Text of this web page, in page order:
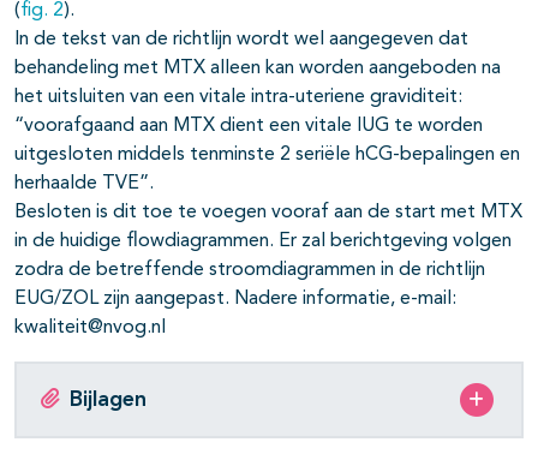
(fig. 2).
In de tekst van de richtlijn wordt wel aangegeven dat
behandeling met MTX alleen kan worden aangeboden na
het uitsluiten van een vitale intra-uteriene graviditeit:
“voorafgaand aan MTX dient een vitale IUG te worden
uitgesloten middels tenminste 2 seriële hCG-bepalingen en
herhaalde TVE”.
Besloten is dit toe te voegen vooraf aan de start met MTX
in de huidige flowdiagrammen. Er zal berichtgeving volgen
zodra de betreffende stroomdiagrammen in de richtlijn
EUG/ZOL zijn aangepast. Nadere informatie, e-mail:
kwaliteit@nvog.nl
Bijlagen